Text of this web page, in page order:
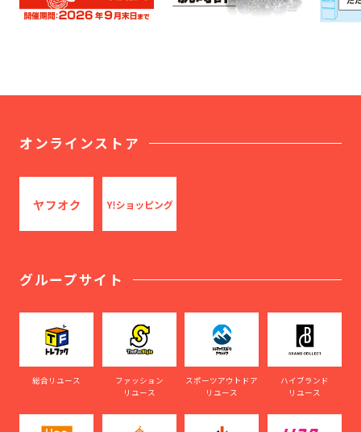
オンラインストア
グループサイト
総合リユース
ファッション
リユース
スポーツアウトドア
リユース
ハイブランド
リユース